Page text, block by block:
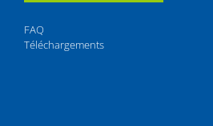
FAQ
Téléchargements